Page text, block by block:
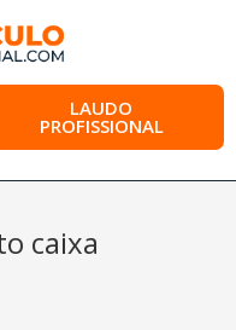
LAUDO
PROFISSIONAL
caixa